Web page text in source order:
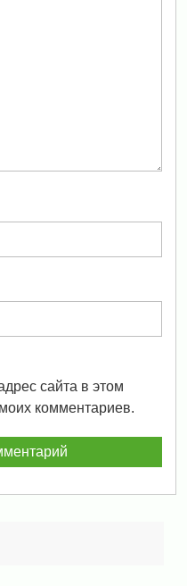
сайта в этом
комментариев.